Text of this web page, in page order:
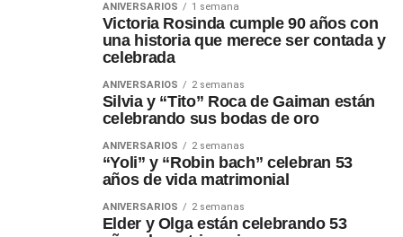
ANIVERSARIOS 1 semana
Victoria Rosinda cumple 90 años con
una historia que merece ser contada y
celebrada
ANIVERSARIOS 2 semanas
Silvia y “Tito” Roca de Gaiman están
celebrando sus bodas de oro
ANIVERSARIOS 2 semanas
“Yoli” y “Robin bach” celebran 53
años de vida matrimonial
ANIVERSARIOS 2 semanas
Elder y Olga están celebrando 53